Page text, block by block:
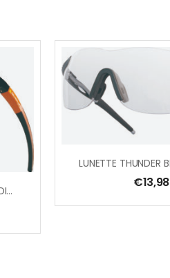
LUNETTE FUJI2 ORANGE GRADIENT
€13,98